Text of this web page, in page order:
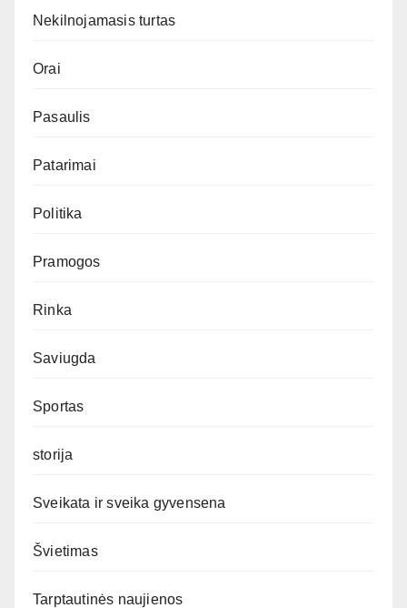
Nekilnojamasis turtas
Orai
Pasaulis
Patarimai
Politika
Pramogos
Rinka
Saviugda
Sportas
storija
Sveikata ir sveika gyvensena
Švietimas
Tarptautinės naujienos